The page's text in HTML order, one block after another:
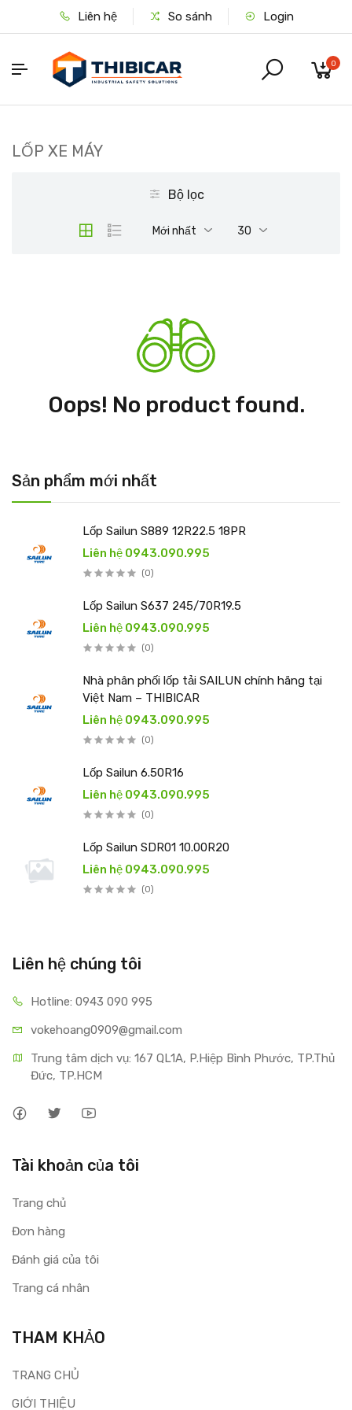
Liên hệ So sánh Login
0
Sản phẩm mới nhất
Lốp Sailun S889 12R22.5 18PR
Liên hệ 0943.090.995
(0)
Lốp Sailun S637 245/70R19.5
Liên hệ 0943.090.995
(0)
Nhà phân phối lốp tải SAILUN chính hãng tại
Việt Nam – THIBICAR
Liên hệ 0943.090.995
(0)
Lốp Sailun 6.50R16
Liên hệ 0943.090.995
(0)
Lốp Sailun SDR01 10.00R20
Liên hệ 0943.090.995
(0)
LỐP XE MÁY
Bộ lọc
Mới nhất 30
Oops! No product found.
Liên hệ chúng tôi
Hotline: 0943 090 995
vokehoang0909@gmail.com
Trung tâm dịch vụ: 167 QL1A, P.Hiệp Bình Phước, TP.Thủ
Đức, TP.HCM
Tài khoản của tôi
Trang chủ
Đơn hàng
Đánh giá của tôi
Trang cá nhân
THAM KHẢO
TRANG CHỦ
GIỚI THIỆU